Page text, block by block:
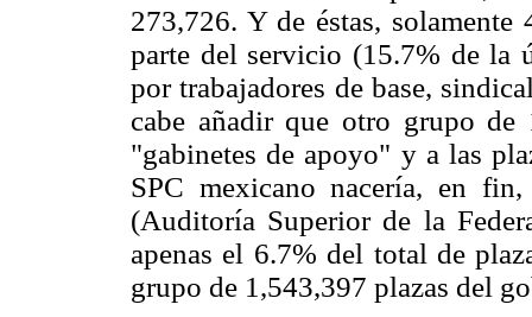
273,726. Y de éstas, solamente
parte del servicio (15.7% de la
por trabajadores de base,
cabe añadir que otro grupo de
"gabinetes de apoyo" y a las
SPC mexicano nacería, en
(Auditoría Superior de la
apenas el 6.7% del total de
grupo de 1,543,397 plazas del